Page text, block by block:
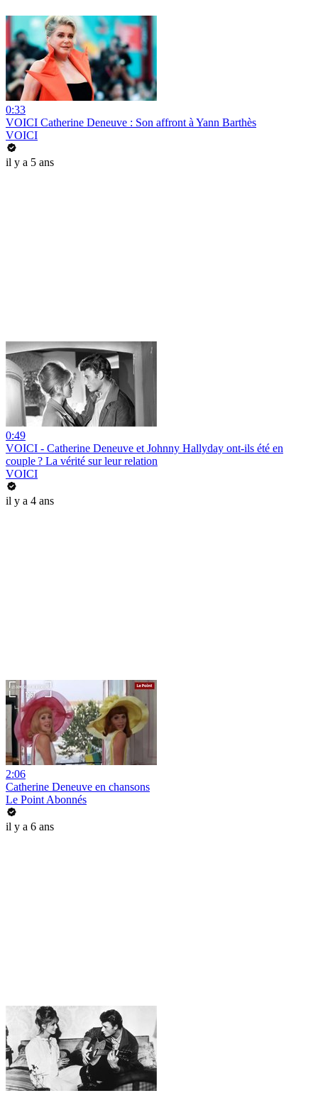
0:33
VOICI Catherine Deneuve : Son affront à Yann Barthès
VOICI
il y a 5 ans
0:49
VOICI - Catherine Deneuve et Johnny Hallyday ont-ils été en
couple ? La vérité sur leur relation
VOICI
il y a 4 ans
2:06
Catherine Deneuve en chansons
Le Point Abonnés
il y a 6 ans